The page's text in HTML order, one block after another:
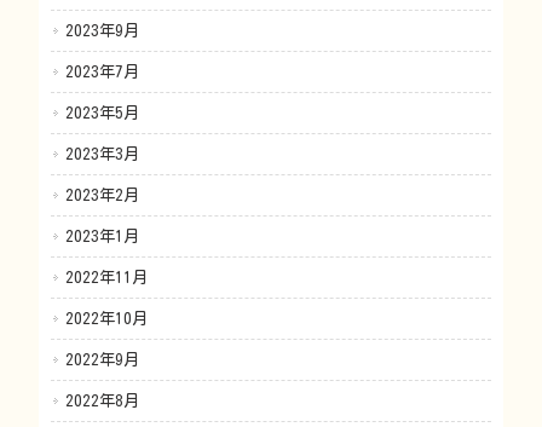
2023年9月
2023年7月
2023年5月
2023年3月
2023年2月
2023年1月
2022年11月
2022年10月
2022年9月
2022年8月